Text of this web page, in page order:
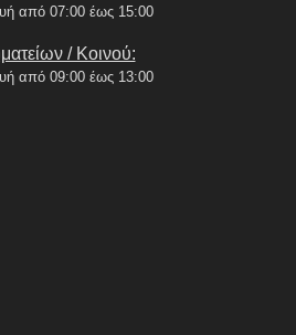
από 07:00 έως 15:00
/ Κοινού:
από 09:00 έως 13:00